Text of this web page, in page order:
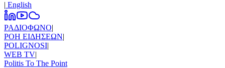
| Εnglish
ΡΑΔΙΟΦΩΝΟ|
ΡΟΗ ΕΙΔΗΣΕΩΝ|
POLIGNOSI|
WEB TV|
Politis To The Point